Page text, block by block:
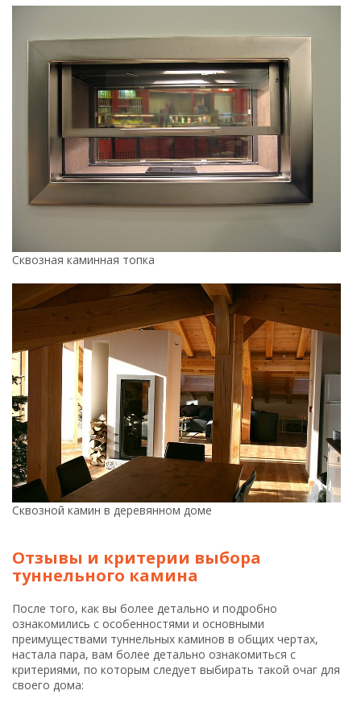
Сквозная каминная топка
Сквозной камин в деревянном доме
Отзывы и критерии выбора
туннельного камина
После того, как вы более детально и подробно
ознакомились с особенностями и основными
преимуществами туннельных каминов в общих чертах,
настала пара, вам более детально ознакомиться с
критериями, по которым следует выбирать такой очаг для
своего дома: